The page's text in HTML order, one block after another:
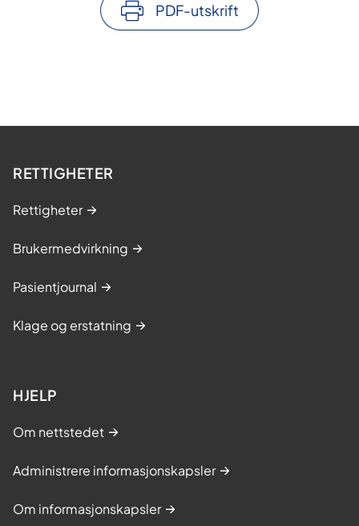
PDF-utskrift
RETTIGHETER
Rettigheter
Brukermedvirkning
Pasientjournal
Klage og erstatning
HJELP
Om nettstedet
Administrere informasjonskapsler
Om informasjonskapsler